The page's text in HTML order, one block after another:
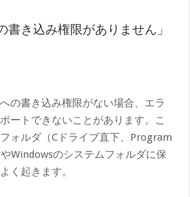
書き込み権限がありません」
の書き込み権限がない場合、エラ
ートできないことがあります。こ
ォルダ（Cドライブ直下、Program
Windowsのシステムフォルダに保
く起きます。